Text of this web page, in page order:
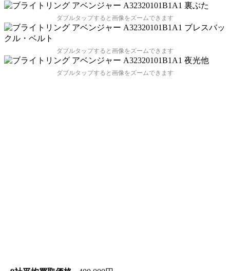
ダブルタップすると画像をズームできます
ダブルタップすると画像をズームできます
ダブルタップすると画像をズームできます